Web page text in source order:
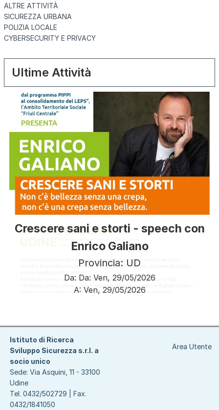
ALTRE ATTIVITÀ
SICUREZZA URBANA
POLIZIA LOCALE
CYBERSECURITY E PRIVACY
Ultime Attività
Crescere sani e storti - speech con
Enrico Galiano
Provincia: UD
Da: Da: Ven, 29/05/2026
A: Ven, 29/05/2026
Area Utente
Istituto di Ricerca
Sviluppo Sicurezza s.r.l. a
socio unico
Sede: Via Asquini, 11 - 33100
Udine
Tel. 0432/502729 | Fax.
0432/1841050